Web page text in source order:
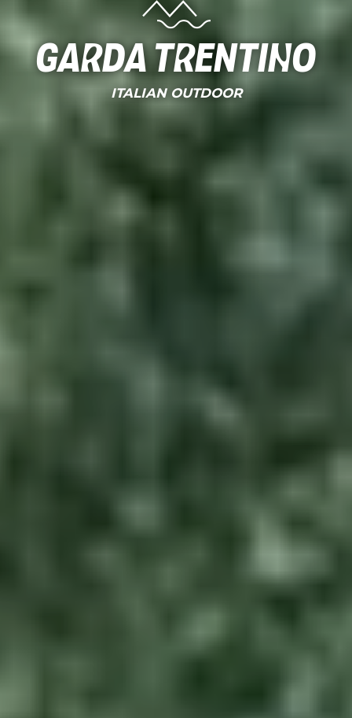
Garda Trentino
ITALIAN OUTDOOR